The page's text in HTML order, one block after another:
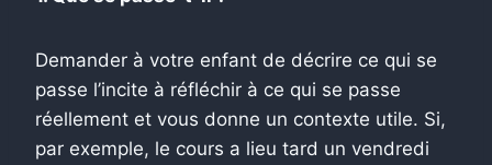
Demander à votre enfant de décrire ce qui se
passe l’incite à réfléchir à ce qui se passe
réellement et vous donne un contexte utile. Si,
par exemple, le cours a lieu tard un vendredi